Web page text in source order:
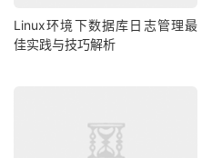
Linux环境下数据库日志管理最
佳实践与技巧解析